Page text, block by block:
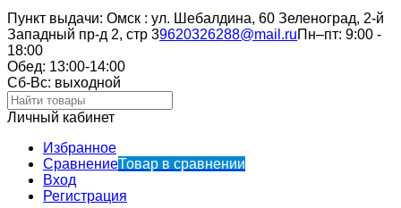
Пункт выдачи: Омск : ул. Шебалдина, 60 Зеленоград, 2-й
Западный пр-д 2, стр 39620326288@mail.ruПн–пт: 9:00 -
18:00
Обед: 13:00-14:00
Cб-Вс: выходной
Личный кабинет
Избранное
СравнениеТовар в сравнении
Вход
Регистрация